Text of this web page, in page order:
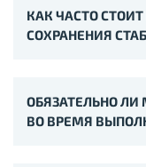
КАК ЧАСТО
СОХРАНЕНИЯ
ОБЯЗАТЕЛЬНО ЛИ
ВО ВРЕМЯ